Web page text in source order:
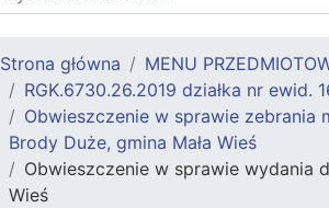
Strona główna MENU
RGK.6730.26.2019 działka nr ewid.
Obwieszczenie w sprawie
Brody Duże, gmina Mała Wieś
Obwieszczenie w sprawie wydania
Wieś